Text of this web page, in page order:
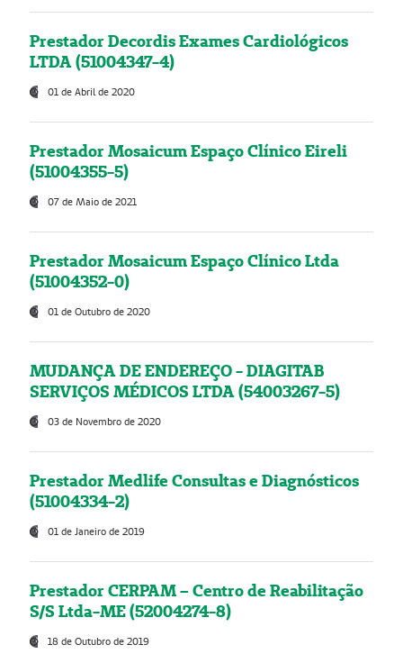
Prestador Decordis Exames Cardiológicos
LTDA (51004347-4)
01 de Abril de 2020
Prestador Mosaicum Espaço Clínico Eireli
(51004355-5)
07 de Maio de 2021
Prestador Mosaicum Espaço Clínico Ltda
(51004352-0)
01 de Outubro de 2020
MUDANÇA DE ENDEREÇO - DIAGITAB
SERVIÇOS MÉDICOS LTDA (54003267-5)
03 de Novembro de 2020
Prestador Medlife Consultas e Diagnósticos
(51004334-2)
01 de Janeiro de 2019
Prestador CERPAM – Centro de Reabilitação
S/S Ltda-ME (52004274-8)
18 de Outubro de 2019